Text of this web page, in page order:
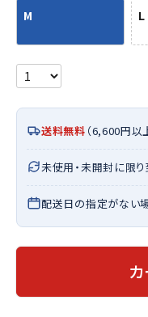
M L
送料無料 （6,600円以
未使用・未開封に限
配送日の指定がない